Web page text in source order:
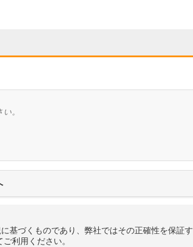
基づくものであり、弊社ではその正確性を保証す
利用ください。